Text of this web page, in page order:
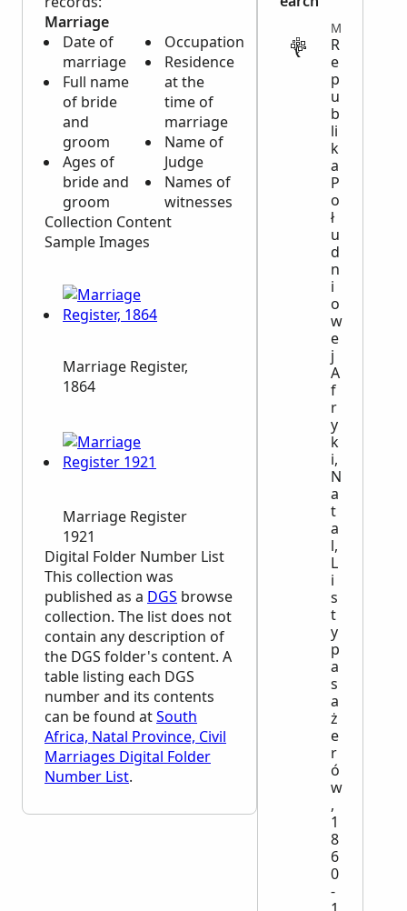
Marriage
Date of
marriage
Full name
of bride
and
groom
Ages of
bride and
groom
Occupation
Residence
at the
time of
marriage
Name of
Judge
Names of
witnesses
Collection Content
Sample Images
Marriage Register,
1864
Marriage Register
1921
Digital Folder Number List
This collection was
published as a DGS browse
collection. The list does not
contain any description of
the DGS folder's content. A
table listing each DGS
number and its contents
can be found atSouth
Africa, Natal Province, Civil
Marriages Digital Folder
Number List.
R
e
p
u
b
li
k
a
P
o
ł
u
d
n
i
o
w
e
j
A
f
r
y
k
i,
N
a
t
a
l,
L
i
s
t
y
p
a
s
a
ż
e
r
ó
w
,
1
8
6
0
-